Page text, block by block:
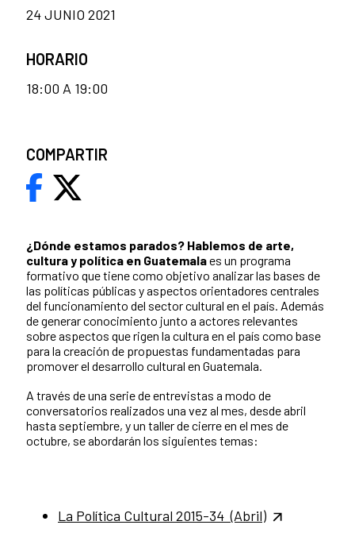
¿Dónde estamos parados? Hablemos de arte,
cultura y política en Guatemalaes un programa
formativo que tiene como objetivo analizar las bases de
las políticas públicas y aspectos orientadores centrales
del funcionamiento del sector cultural en el país. Además
de generar conocimiento junto a actores relevantes
sobre aspectos que rigen la cultura en el país como base
para la creación de propuestas fundamentadas para
promover el desarrollo cultural en Guatemala.
A través de una serie de entrevistas a modo de
conversatorios realizados una vez al mes, desde abril
hasta septiembre, y un taller de cierre en el mes de
octubre, se abordarán los siguientes temas:
La Política Cultural 2015-34 (Abril)
24 JUNIO 2021
HORARIO
18:00 A 19:00
COMPARTIR